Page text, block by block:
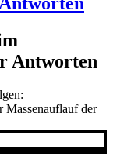
Antworten
Massenauflauf der